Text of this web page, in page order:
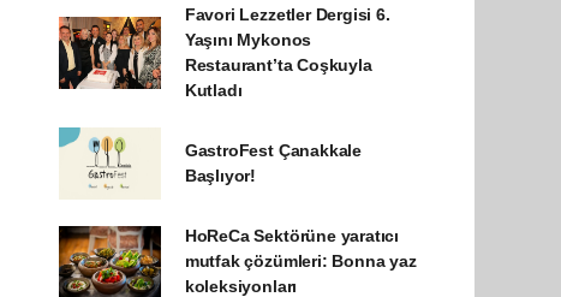
Favori Lezzetler Dergisi 6.
Yaşını Mykonos
Restaurant’ta Coşkuyla
Kutladı
GastroFest Çanakkale
Başlıyor!
HoReCa Sektörüne yaratıcı
mutfak çözümleri: Bonna yaz
koleksiyonları